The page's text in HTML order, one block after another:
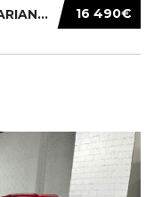
16 490€
VOLKSWAGEN GOLF VII(AU)3/5P/VARIANT(12-16 20...